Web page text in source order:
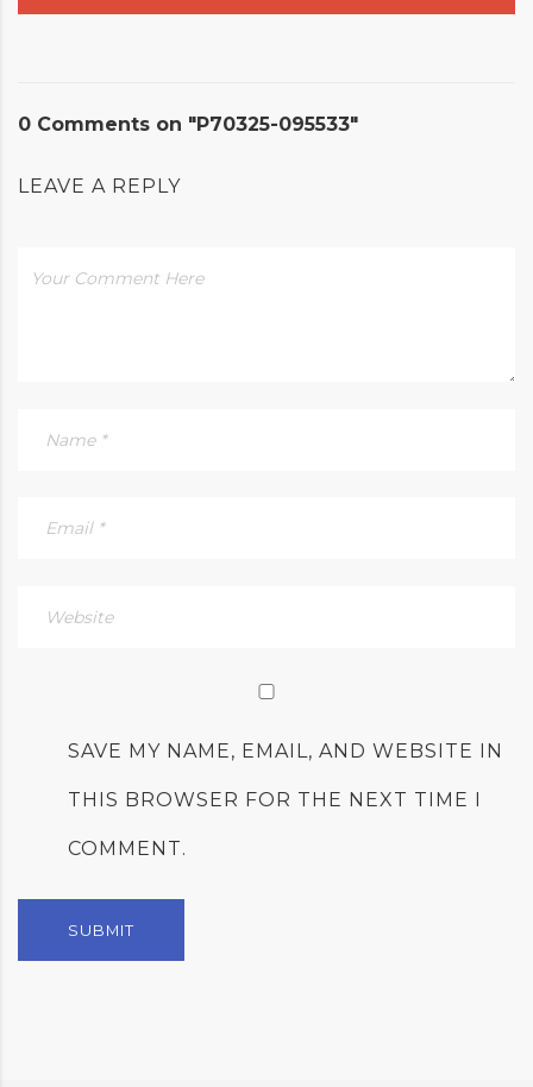
0 Comments on "P70325-095533"
LEAVE A REPLY
SAVE MY NAME, EMAIL, AND WEBSITE IN
THIS BROWSER FOR THE NEXT TIME I
COMMENT.